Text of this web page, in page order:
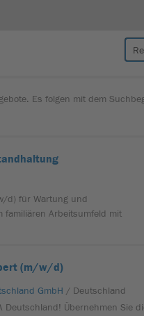
Es folgen mit dem
d) für Wartung und
familiären Arbeitsumfeld mit
(m/w/d)
GmbH / Deutschland
Deutschland! Übernehmen Sie